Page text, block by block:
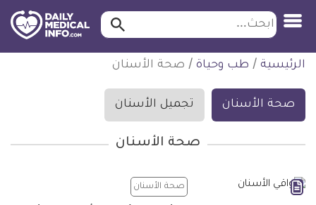
التخطي
للمحتوى
ابحث ابحث…
الرئيسية / طب وحياة / صحة الأسنان
صحة الأسنان تجميل الأسنان
صحة الأسنان
صحة الأسنان